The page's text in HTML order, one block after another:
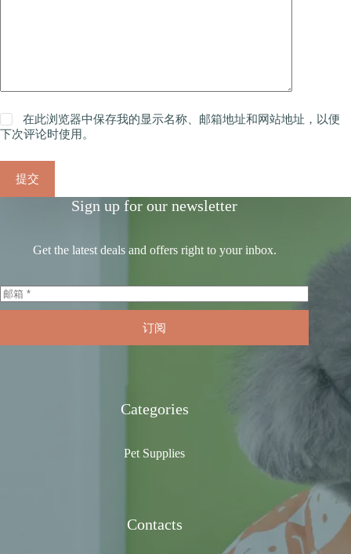
在此浏览器中保存我的显示名称、邮箱地址和网站地址，以便
下次评论时使用。
提交
Sign up for our newsletter
Get the latest deals and offers right to your inbox.
订阅
Categories
Pet Supplies
Contacts